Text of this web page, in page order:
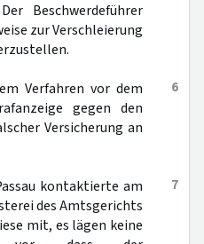
Beschwerdeführer
zur Verschleierung
6
Verfahren vor dem
gegen den
Versicherung an
7
kontaktierte am
des Amtsgerichts
mit, es lägen keine